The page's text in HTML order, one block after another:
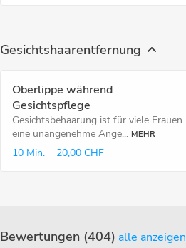
Gesichtshaarentfernung
Oberlippe während
Gesichtspflege
Gesichtsbehaarung ist für viele Frauen
eine unangenehme Ange... MEHR
10 Min. 20,00 CHF
Bewertungen (404) alle anzeigen